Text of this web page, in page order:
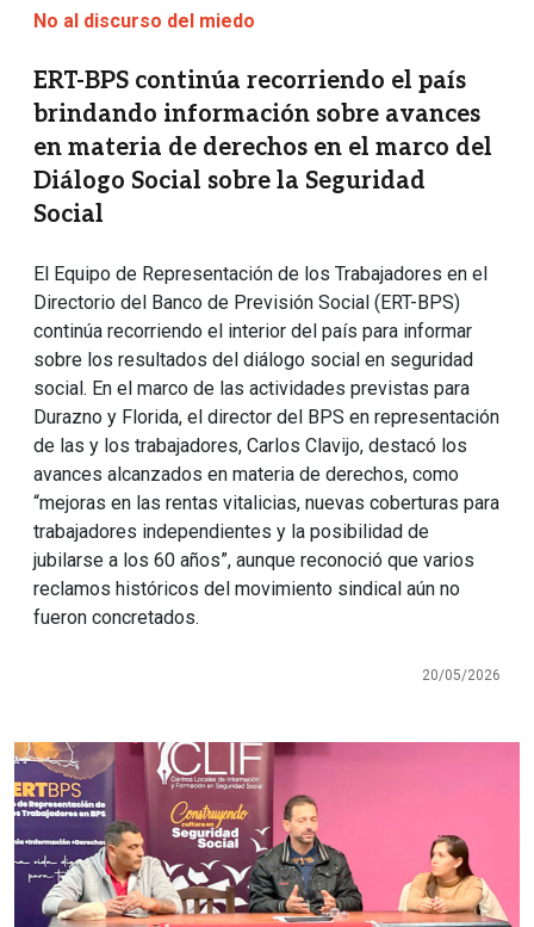
No al discurso del miedo
ERT-BPS continúa recorriendo el país
brindando información sobre avances
en materia de derechos en el marco del
Diálogo Social sobre la Seguridad
Social
El Equipo de Representación de los Trabajadores en el
Directorio del Banco de Previsión Social (ERT-BPS)
continúa recorriendo el interior del país para informar
sobre los resultados del diálogo social en seguridad
social. En el marco de las actividades previstas para
Durazno y Florida, el director del BPS en representación
de las y los trabajadores, Carlos Clavijo, destacó los
avances alcanzados en materia de derechos, como
“mejoras en las rentas vitalicias, nuevas coberturas para
trabajadores independientes y la posibilidad de
jubilarse a los 60 años”, aunque reconoció que varios
reclamos históricos del movimiento sindical aún no
fueron concretados.
20/05/2026
Imagen